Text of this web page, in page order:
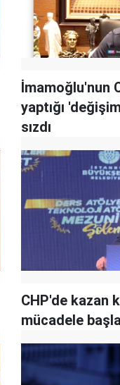
İmamoğlu'nun
yaptığı
sızdı
CHP'de kazan
mücadele